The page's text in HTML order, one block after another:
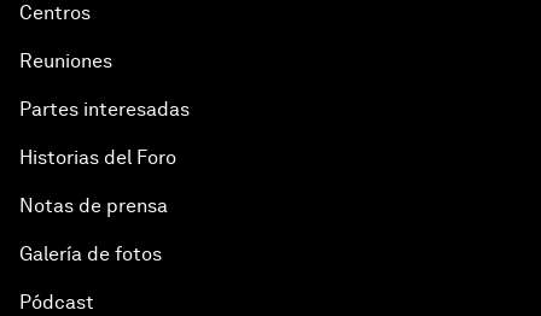
Centros
Reuniones
Partes interesadas
Historias del Foro
Notas de prensa
Galería de fotos
Pódcast